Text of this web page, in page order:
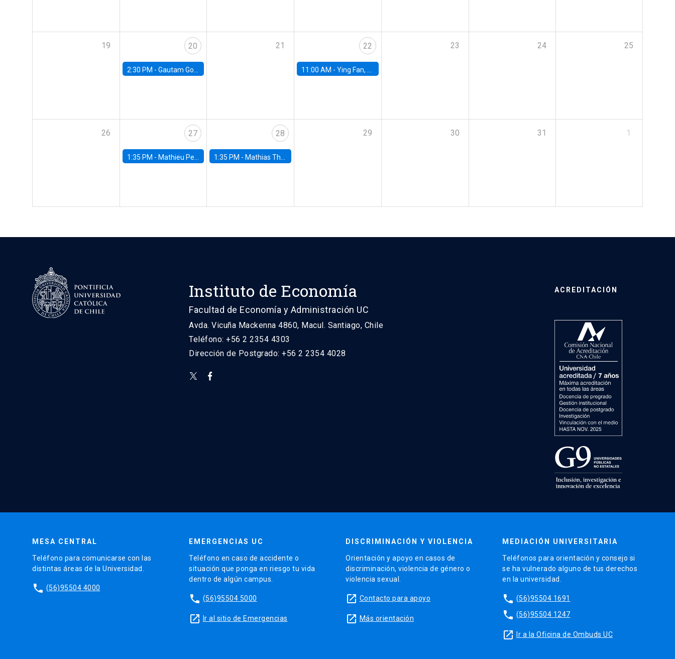
19 20
2:30 PM - Gautam Gowrisankaran, Columbia University
21 22
11:00 AM -Ying Fan, University of Michigan
23 24 25
26 27
1:35 PM - Mathieu Pedemonte, IDB
28
1:35 PM - Mathias Thoenig, University of Lausanne
29 30 31 1
Instituto de Economía
Facultad de Economía y Administración UC
Avda. Vicuña Mackenna 4860, Macul. Santiago, Chile
Teléfono: +56 2 2354 4303
Dirección de Postgrado: +56 2 2354 4028
ACREDITACIÓN
MESA CENTRAL
Teléfono para comunicarse con las
distintas áreas de la Universidad.
phone (56)95504 4000
EMERGENCIAS UC
Teléfono en caso de accidente o
situación que ponga en riesgo tu vida
dentro de algún campus.
phone (56)95504 5000
launch Ir al sitio de Emergencias
DISCRIMINACIÓN Y VIOLENCIA
Orientación y apoyo en casos de
discriminación, violencia de género o
violencia sexual.
launch Contacto para apoyo
launch Más orientación
MEDIACIÓN UNIVERSITARIA
Teléfonos para orientación y consejo si
se ha vulnerado alguno de tus derechos
en la universidad.
phone (56)95504 1691
phone (56)95504 1247
launch Ir a la Oficina de Ombuds UC